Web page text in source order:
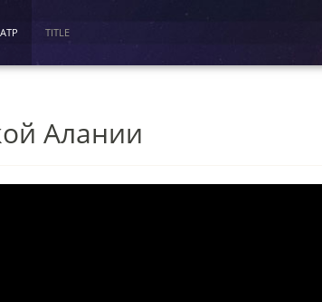
TITLE
Алании